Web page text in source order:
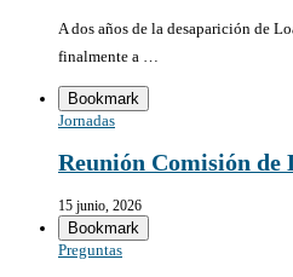
A dos años de la desaparición de
finalmente a …
Bookmark
Jornadas
Reunión Comisión de
15 junio, 2026
Bookmark
Preguntas